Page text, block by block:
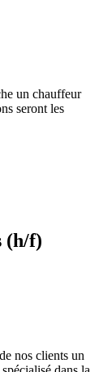
un chauffeur
seront les
(h/f)
nos clients un